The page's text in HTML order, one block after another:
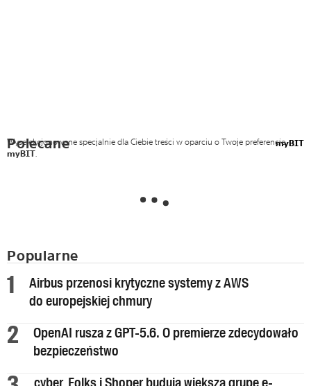
Polecane myBIT
Wyselekcjonowane specjalnie dla Ciebie treści w oparciu o Twoje preferencje
myBIT.
Popularne
Airbus przenosi krytyczne systemy z AWS
do europejskiej chmury
OpenAI rusza z GPT-5.6. O premierze zdecydowało
bezpieczeństwo
cyber_Folks i Shoper budują większą grupę e-